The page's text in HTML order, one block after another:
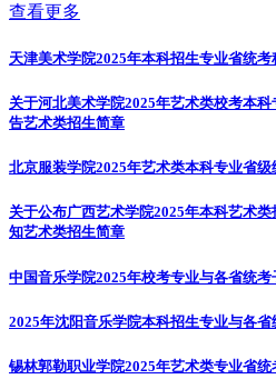
查看更多
天津美术学院2025年本科招生专业省统
关于河北美术学院2025年艺术类校考本
告艺术类招生简章
北京服装学院2025年艺术类本科专业省
关于公布广西艺术学院2025年本科艺术
知艺术类招生简章
中国音乐学院2025年校考专业与各省统
2025年沈阳音乐学院本科招生专业与各
锡林郭勒职业学院2025年艺术类专业省统